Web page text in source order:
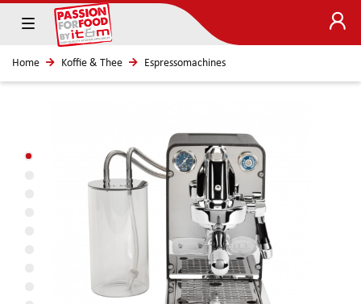
Home Koffie & Thee Espressomachines